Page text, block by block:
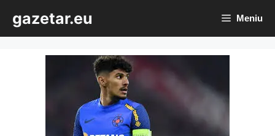
conținut
gazetar.eu Meniu